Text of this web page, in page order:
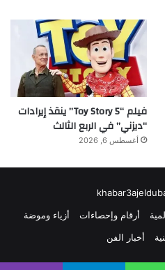
فيلم “Toy Story 5” ينقذ إيرادات
“ديزني” في الربع الثالث
أغسطس 6, 2026
أرقام وإحصاءات
أزياء وموضة
أخبار الفن